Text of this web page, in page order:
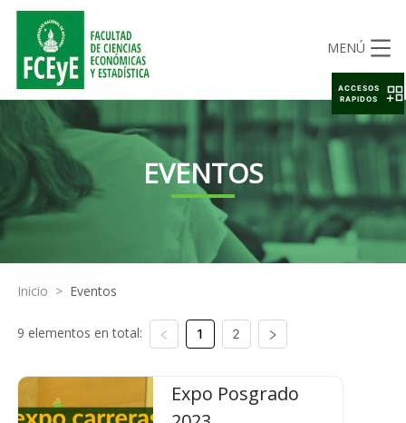
MENÚ
EVENTOS
Inicio > Eventos
9 elementos en total: 1 2
Expo Posgrado
ACCESOS
RAPIDOS